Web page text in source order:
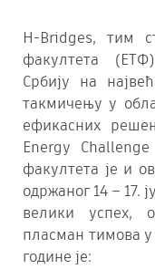
H-Bridges, тим
факултета
Србију на
такмичењу у
ефикасних
Energy
факултета је и
одржаног 14 – 17.
велики успех,
пласман тимова у
године је: